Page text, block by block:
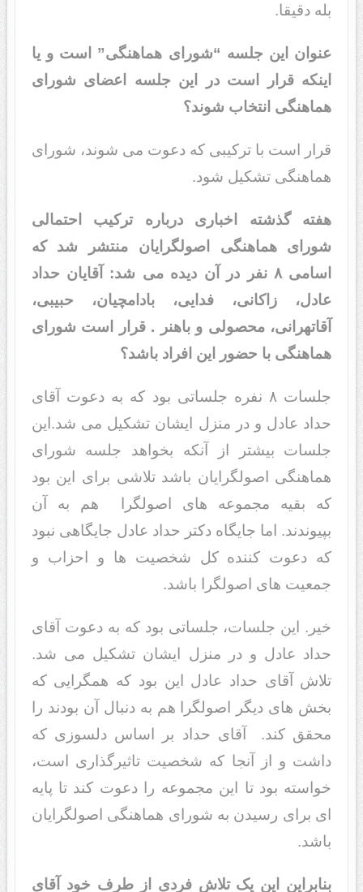
بله دقیقا.
عنوان این جلسه “شورای هماهنگی” است و یا
اینکه قرار است در این جلسه اعضای شورای
هماهنگی انتخاب شوند؟
قرار است با ترکیبی که دعوت می شوند، شورای
هماهنگی تشکیل شود.
هفته گذشته اخباری درباره ترکیب احتمالی
شورای هماهنگی اصولگرایان منتشر شد که
اسامی ۸ نفر در آن دیده می شد: آقایان حداد
عادل، زاکانی، فدایی، بادامچیان، حبیبی،
آقاتهرانی، محصولی و باهنر . قرار است شورای
هماهنگی با حضور این افراد باشد؟
جلسات ۸ نفره جلساتی بود که به دعوت آقای
حداد عادل و در منزل ایشان تشکیل می شد.این
جلسات بیشتر از آنکه بخواهد جلسه شورای
هماهنگی اصولگرایان باشد تلاشی برای این بود
که بقیه مجموعه های اصولگرا هم به آن
بپیوندند. اما جایگاه دکتر حداد عادل جایگاهی نبود
که دعوت کننده کل شخصیت ها و احزاب و
جمعیت های اصولگرا باشد.
خیر. این جلسات، جلساتی بود که به دعوت آقای
حداد عادل و در منزل ایشان تشکیل می شد.
تلاش آقای حداد عادل این بود که همگرایی که
بخش های دیگر اصولگرا هم به دنبال آن بودند را
محقق کند. آقای حداد بر اساس دلسوزی که
داشت و از آنجا که شخصیت تاثیرگذاری است،
خواسته بود تا این مجموعه را دعوت کند تا پایه
ای برای رسیدن به شورای هماهنگی اصولگرایان
باشد.
بنابراین این یک تلاش فردی از طرف خود آقای